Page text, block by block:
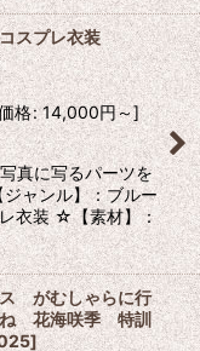
スプレ衣装
格: 14,000円～]
真に写るパーツを
ャンル】：ブルー
衣装 ☆【素材】：
がむしゃらに行
花海咲季 特訓
]